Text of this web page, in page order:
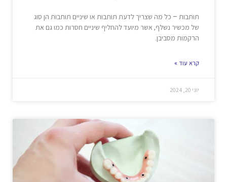
תותבות – כל מה שצריך לדעת תותבות או שיניים תותבות הן סוג
של מכשיר נשלף, אשר מיועד להחליף שיניים חסרות כמו גם את
הרקמות מסביבן.
קרא עוד »
יוני 20, 2024